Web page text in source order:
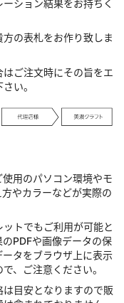
ション結果をお持ちく
の表札をお作り致しま
はご注文時にその旨をエ
い。
用のパソコン環境やモ
やカラーなどが実際の
トでもご利用が可能と
PDFや画像データの保
タをブラウザ上に表示
、ご注意ください。
は目安となりますので販